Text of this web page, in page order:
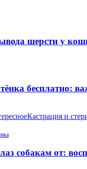
шерсти у
бесплатно:
Кастрация и
собакам от: